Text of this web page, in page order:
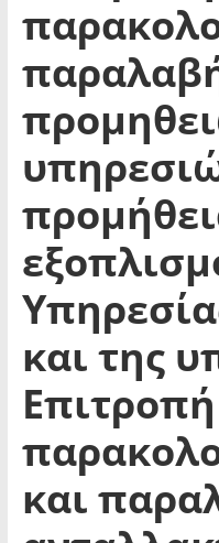
και της
Επιτροπή
και